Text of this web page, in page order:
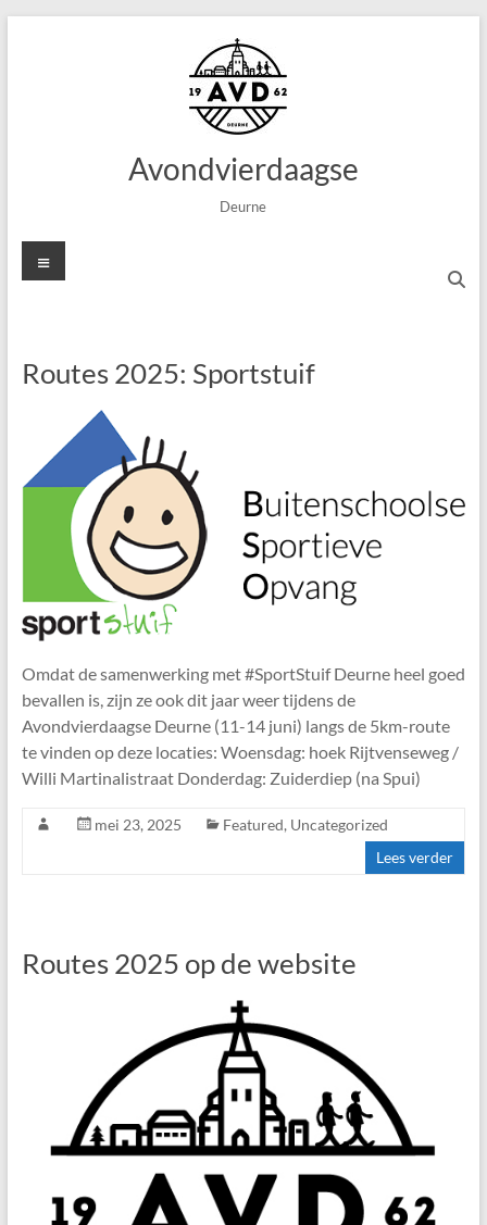
Avondvierdaagse
Deurne
Menu
Routes 2025: Sportstuif
Omdat de samenwerking met #SportStuif Deurne heel goed
bevallen is, zijn ze ook dit jaar weer tijdens de
Avondvierdaagse Deurne (11-14 juni) langs de 5km-route
te vinden op deze locaties: Woensdag: hoek Rijtvenseweg /
Willi Martinalistraat Donderdag: Zuiderdiep (na Spui)
mei 23, 2025 Featured, Uncategorized
Lees verder
Routes 2025 op de website